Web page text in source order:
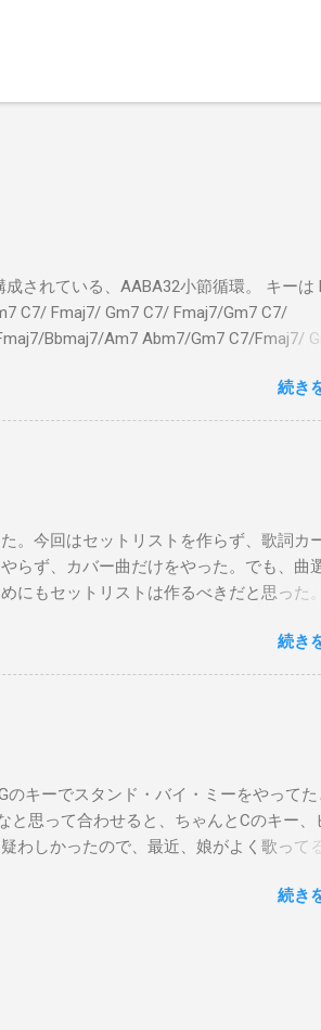
されている、AABA32小節循環。 キーは
C7/ Fmaj7/ Gm7 C7/ Fmaj7/Gm7 C7/
Bbmaj7/Am7 Abm7/Gm7 C7/Fmaj7/
りなのさ D7 Gm7 C7 Fmaj7 どこへ
Fmaj7 先の尖ったシューズ
Am7 Abm7 こい...
続き
。今回はセットリストを作らず、歌詞カ
らず、カバー曲だけをやった。でも、曲
にもセットリストは作るべきだと思った
い。 A change is gonna come Gee, baby,
Mio 上を向いて歩こう The Dock Of
of songs I performed. My next subway
performed before.
続き
キーでスタンド・バイ・ミーをやってた
思って合わせると、ちゃんとCのキー、
わしかったので、最近、娘がよく歌って
続き